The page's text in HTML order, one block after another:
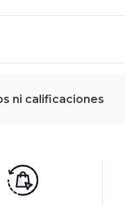
ni calificaciones